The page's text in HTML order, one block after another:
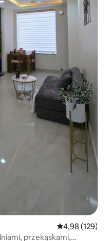
Średnia
4,98 (129)
przekąskami,